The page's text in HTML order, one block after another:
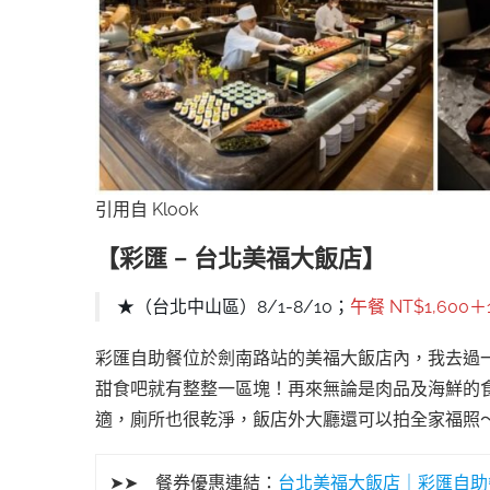
引用自 Klook
【彩匯 – 台北美福大飯店】
★（台北中山區）8/1-8/10； 午餐 NT$1,600＋
彩匯自助餐位於劍南路站的美福大飯店內，我去
甜食吧就有整整一區塊！再來無論是肉品及海鮮
適，廁所也很乾淨，飯店外大廳還可以拍全家福
➤➤ 餐券優惠連結： 台北美福大飯店｜彩匯自